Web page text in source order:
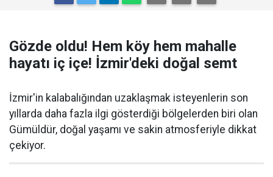
Gözde oldu! Hem köy hem mahalle
hayatı iç içe! İzmir'deki doğal semt
İzmir'in kalabalığından uzaklaşmak isteyenlerin son
yıllarda daha fazla ilgi gösterdiği bölgelerden biri olan
Gümüldür, doğal yaşamı ve sakin atmosferiyle dikkat
çekiyor.